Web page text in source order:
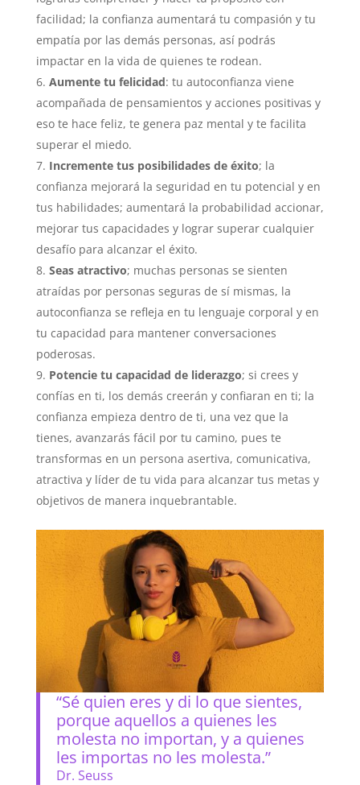
facilidad; la confianza aumentará tu compasión y tu
empatía por las demás personas, así podrás
impactar en la vida de quienes te rodean.
Aumente tu felicidad: tu autoconfianza viene
acompañada de pensamientos y acciones positivas y
eso te hace feliz, te genera paz mental y te facilita
superar el miedo.
Incremente tus posibilidades de éxito; la
confianza mejorará la seguridad en tu potencial y en
tus habilidades; aumentará la probabilidad accionar,
mejorar tus capacidades y lograr superar cualquier
desafío para alcanzar el éxito.
Seas atractivo; muchas personas se sienten
atraídas por personas seguras de sí mismas, la
autoconfianza se refleja en tu lenguaje corporal y en
tu capacidad para mantener conversaciones
poderosas.
Potencie tu capacidad de liderazgo; si crees y
confías en ti, los demás creerán y confiaran en ti; la
confianza empieza dentro de ti, una vez que la
tienes, avanzarás fácil por tu camino, pues te
transformas en un persona asertiva, comunicativa,
atractiva y líder de tu vida para alcanzar tus metas y
objetivos de manera inquebrantable.
“Sé quien eres y di lo que sientes,
porque aquellos a quienes les
molesta no importan, y a quienes
les importas no les molesta.”
Dr. Seuss